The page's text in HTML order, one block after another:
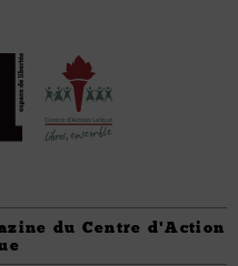
du Centre d'Action